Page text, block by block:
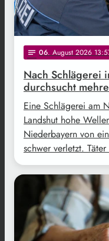
notes 06. August 2026
Nach Schlägerei
durchsucht
Eine Schlägerei am
Landshut hohe
Niederbayern von
schwer verletzt.